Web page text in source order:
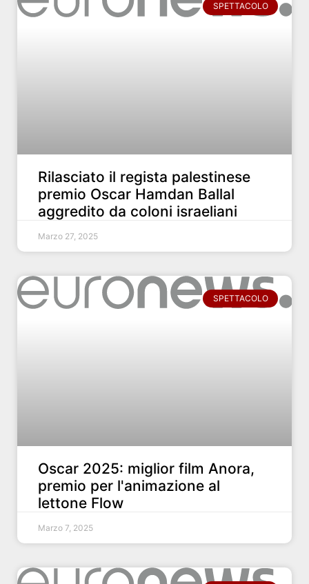
SPETTACOLO
Rilasciato il regista palestinese
premio Oscar Hamdan Ballal
aggredito da coloni israeliani
Marzo 27, 2025
SPETTACOLO
Oscar 2025: miglior film Anora,
premio per l'animazione al
lettone Flow
Marzo 7, 2025